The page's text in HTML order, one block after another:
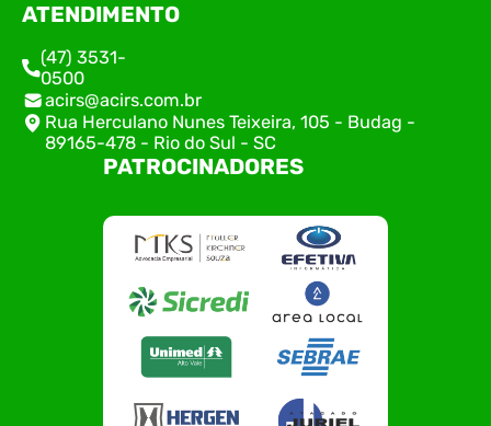
ATENDIMENTO
(47) 3531-
0500
acirs@acirs.com.br
Rua Herculano Nunes Teixeira, 105 - Budag -
89165-478 - Rio do Sul - SC
PATROCINADORES